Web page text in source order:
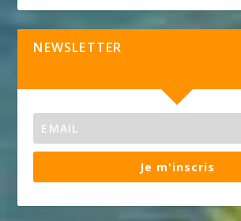
NEWSLETTER
Je m'inscris